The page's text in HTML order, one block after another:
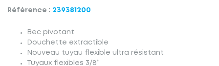
Référence : 239381200
Bec pivotant
Douchette extractible
Nouveau tuyau flexible ultra résistant
Tuyaux flexibles 3/8“